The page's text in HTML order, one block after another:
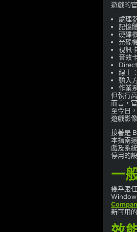
遊戲的
處理
記憶
硬碟
光碟
視訊
音效
線上
輸入
作業
但執行
而言，
至今日
遊戲影
接著是
本指南
戲及系
停用的
一
幾乎跟
新可用